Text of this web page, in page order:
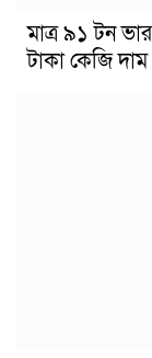
মাত্র ৯১ টন
টাকা কেজি